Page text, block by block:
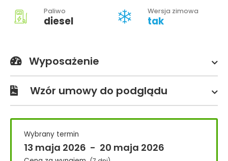
Paliwo
diesel
Wersja zimowa
tak
Wyposażenie
Wzór umowy do podglądu
Wybrany termin
13 maja 2026 - 20 maja 2026